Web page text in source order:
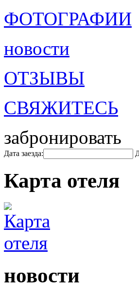
ФОТОГРАФИИ
новости
ОТЗЫВЫ
СВЯЖИТЕСЬ
забронировать
Дата заезда:
Карта отеля
новости